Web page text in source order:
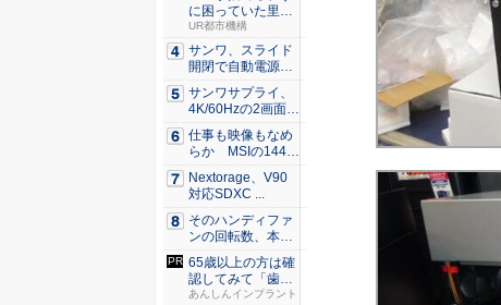
に困っていた里歩
が、新た...
UR都市機構
サンワ、スライド
開閉で自動電源O
N/OF...
サンワサプライ、
4K/60Hzの2画面
出...
仕事も映像もなめ
らか MSIの144H
z...
Nextorage、V90
対応SDXC ...
そのハンディファ
ンの回転数、本
当？ 20...
65歳以上の方は確
認してみて「歯を
抜いた...
あんしんインプラント